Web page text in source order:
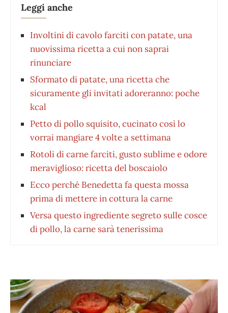
Leggi anche
Involtini di cavolo farciti con patate, una
nuovissima ricetta a cui non saprai
rinunciare
Sformato di patate, una ricetta che
sicuramente gli invitati adoreranno: poche
kcal
Petto di pollo squisito, cucinato così lo
vorrai mangiare 4 volte a settimana
Rotoli di carne farciti, gusto sublime e odore
meraviglioso: ricetta del boscaiolo
Ecco perché Benedetta fa questa mossa
prima di mettere in cottura la carne
Versa questo ingrediente segreto sulle cosce
di pollo, la carne sarà tenerissima